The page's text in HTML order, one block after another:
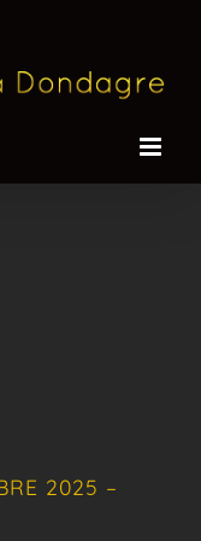
2025 –